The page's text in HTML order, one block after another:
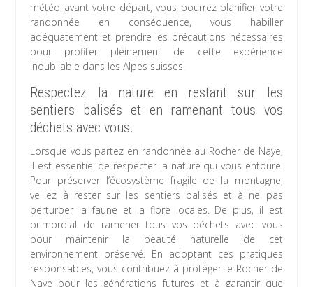
météo avant votre départ, vous pourrez planifier votre
randonnée en conséquence, vous habiller
adéquatement et prendre les précautions nécessaires
pour profiter pleinement de cette expérience
inoubliable dans les Alpes suisses.
Respectez la nature en restant sur les
sentiers balisés et en ramenant tous vos
déchets avec vous.
Lorsque vous partez en randonnée au Rocher de Naye,
il est essentiel de respecter la nature qui vous entoure.
Pour préserver l’écosystème fragile de la montagne,
veillez à rester sur les sentiers balisés et à ne pas
perturber la faune et la flore locales. De plus, il est
primordial de ramener tous vos déchets avec vous
pour maintenir la beauté naturelle de cet
environnement préservé. En adoptant ces pratiques
responsables, vous contribuez à protéger le Rocher de
Naye pour les générations futures et à garantir que